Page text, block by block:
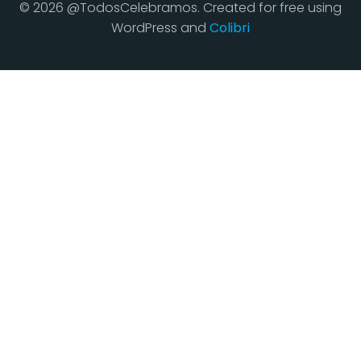
© 2026 @TodosCelebramos. Created for free using
WordPress and Colibri